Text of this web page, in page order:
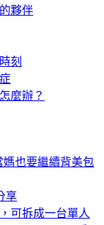
夥伴
刻
麼辦？
媽也要繼續背美包
享
可拆成一台單人